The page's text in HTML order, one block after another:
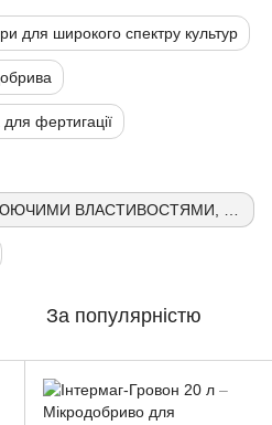
для широкого спектру культур
фертигації
За популярністю